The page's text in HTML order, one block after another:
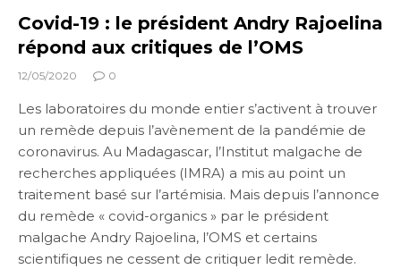
Covid-19 : le président Andry Rajoelina
répond aux critiques de l’OMS
12/05/2020 0
Les laboratoires du monde entier s’activent à trouver
un remède depuis l’avènement de la pandémie de
coronavirus. Au Madagascar, l’Institut malgache de
recherches appliquées (IMRA) a mis au point un
traitement basé sur l’artémisia. Mais depuis l’annonce
du remède « covid-organics » par le président
malgache Andry Rajoelina, l’OMS et certains
scientifiques ne cessent de critiquer ledit remède.